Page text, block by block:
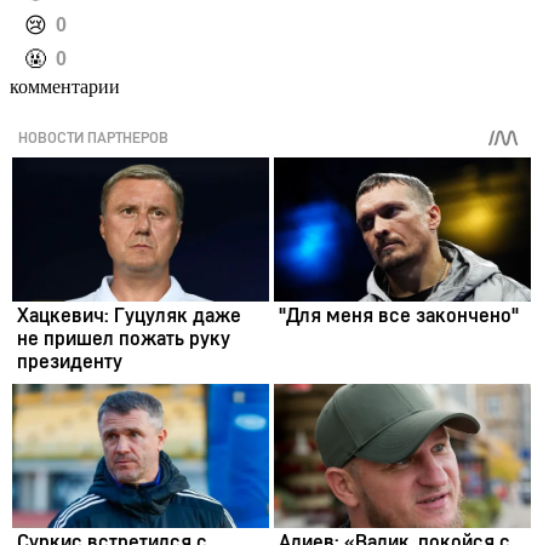
️😢 0
️🤬 0
комментарии